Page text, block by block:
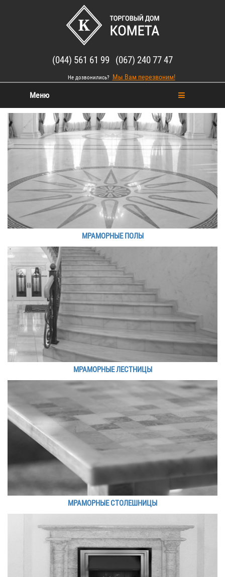
(044) 561 61 99 (067) 240 77 47
Не дозвонились? Мы Вам перезвоним!
Меню
МРАМОРНЫЕ ПОЛЫ
МРАМОРНЫЕ ЛЕСТНИЦЫ
МРАМОРНЫЕ СТОЛЕШНИЦЫ